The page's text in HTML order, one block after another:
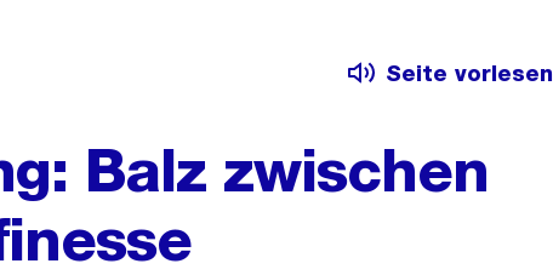
Seite vorlesen
Balz zwischen